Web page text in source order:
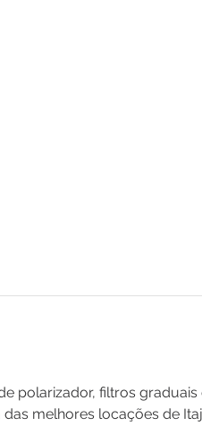
polarizador, filtros
melhores locações de